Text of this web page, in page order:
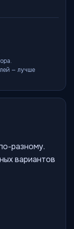
— лучше
разному.
вариантов